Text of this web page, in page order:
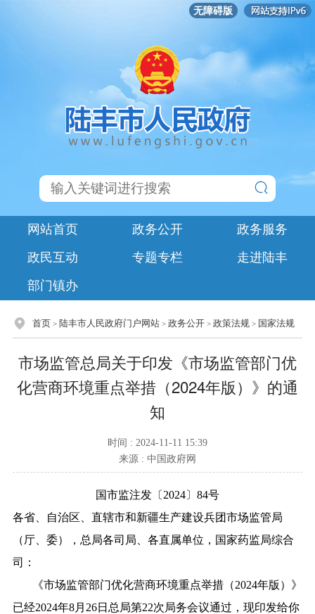
无障碍版
网站首页 政务公开
政务服务
政民互动
专题专栏
走进陆丰
部门镇办
首页 > 陆丰市人民政府门户网站 >政务公开 >政策法规 > 国家法规
市场监管总局关于印发《市场监管部门优
化营商环境重点举措（2024年版）》的通
知
时间 : 2024-11-11 15:39
来源 : 中国政府网
国市监注发〔2024〕84号
各省、自治区、直辖市和新疆生产建设兵团市场监管局
（厅、委），总局各司局、各直属单位，国家药监局综合
司：
《市场监管部门优化营商环境重点举措（2024年版）》
已经2024年8月26日总局第22次局务会议通过，现印发给你